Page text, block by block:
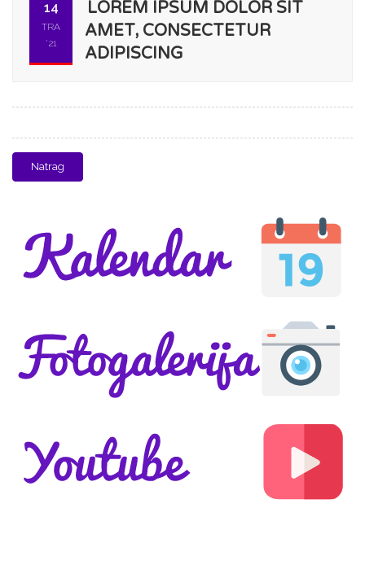
14
TRA
'21
LOREM IPSUM DOLOR SIT
AMET, CONSECTETUR
ADIPISCING
Natrag